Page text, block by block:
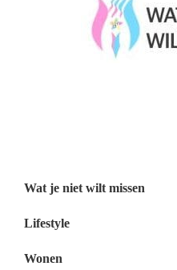
Wat je niet wilt missen
Lifestyle
Wonen